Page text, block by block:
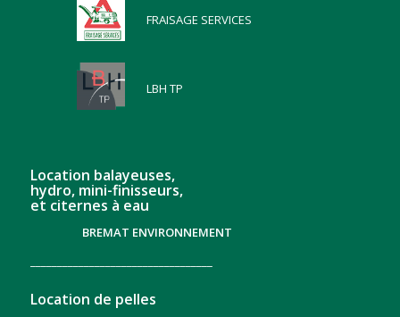
FRAISAGE SERVICES
LBH TP
Location balayeuses,
hydro, mini-finisseurs,
et citernes à eau
BREMAT ENVIRONNEMENT
Location de pelles